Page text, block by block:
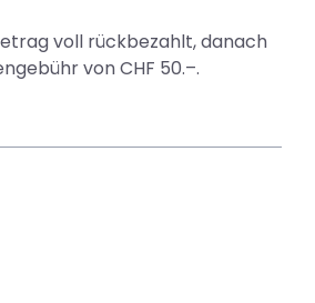
voll rückbezahlt, danach
von CHF 50.–.